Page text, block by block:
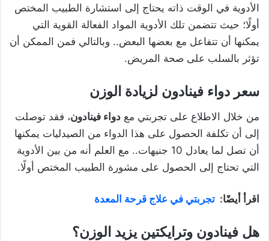
الأدوية في الوقت ذاته يحتاج إلى استشارة الطبيب المختص
أولًا؛ حيث تتضمن تلك الأدوية المواد الفعالة القوية التي
يمكنها أن تتفاعل مع بعضها البعض.. وبالتالي فمن الممكن أن
تؤثر بالسلب على صحة المريض.
سعر دواء فينادون لزيادة الوزن
من خلال الاطلاع على تجربتي مع دواء فينادون، فقد توصلت
إلى أن تكلفة الحصول على هذا الدواء من الصيدليات يمكنها
أن تصل لما يعادل 10 جنيهات.. مع العلم أنه من بين الأدوية
التي تحتاج إلى الحصول على مشورة الطبيب المختص أولًا.
اقرأ أيضًا: تجربتي في علاج قرحة المعدة
هل فينادون وترايكتين يزيد الوزن؟